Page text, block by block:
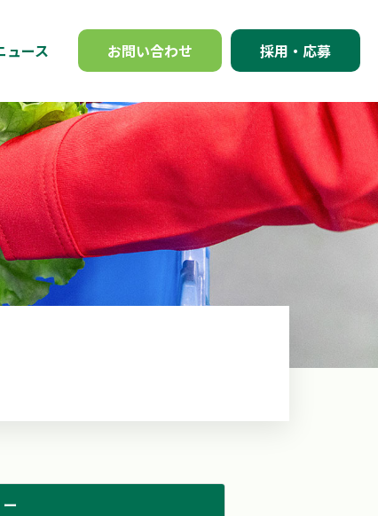
ュース お問い合わせ 採用・応募